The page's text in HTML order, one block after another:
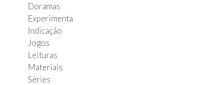
Doramas
Experimenta
Indicação
Jogos
Leituras
Materiais
Séries